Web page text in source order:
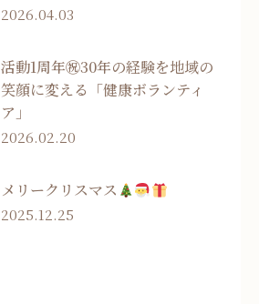
2026.04.03
活動1周年㊗30年の経験を地域の
笑顔に変える「健康ボランティ
ア」
2026.02.20
メリークリスマス
2025.12.25